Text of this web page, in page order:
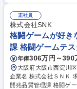
備。入居者専用アプリ
（2）ITサポート…PCや
ー対応、アプリ対応（
築・運用・保守。※API
データを活用した自動化をお任せします
サポート／ヘルプデスク
正社員
株式会社SNK
格闘ゲームが好き
課 格闘ゲームテ
年俸306万円～390
大阪府大阪市西淀川区
企業名 株式会社ＳＮＫ 求人名 格闘ゲームが好きな未経験者歓迎【大阪】
開発品質管理課 格闘ゲームテスター 仕事の内容